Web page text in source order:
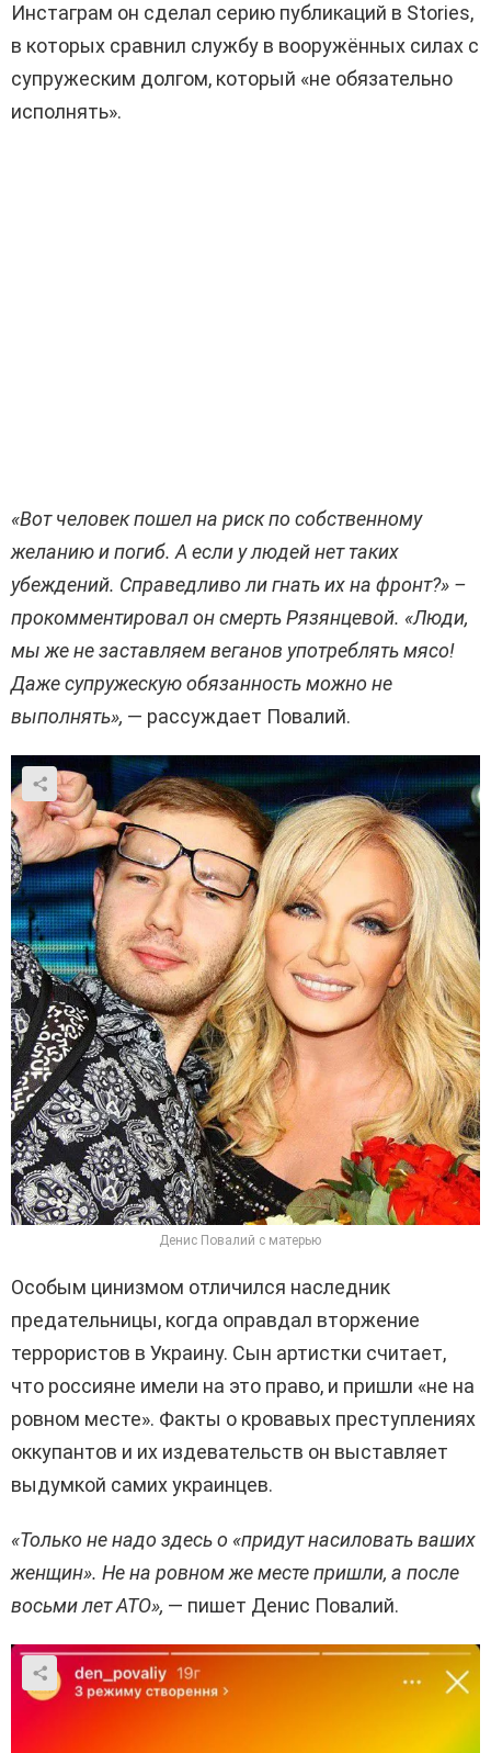
Инстаграм он сделал серию публикаций в Stories,
в которых сравнил службу в вооружённых силах с
супружеским долгом, который «не обязательно
исполнять».
«Вот человек пошел на риск по собственному
желанию и погиб. А если у людей нет таких
убеждений. Справедливо ли гнать их на фронт?» –
прокомментировал он смерть Рязянцевой. «Люди,
мы же не заставляем веганов употреблять мясо!
Даже супружескую обязанность можно не
выполнять», — рассуждает Повалий.
Денис Повалий с матерью
Особым цинизмом отличился наследник
предательницы, когда оправдал вторжение
террористов в Украину. Сын артистки считает,
что россияне имели на это право, и пришли «не на
ровном месте». Факты о кровавых преступлениях
оккупантов и их издевательств он выставляет
выдумкой самих украинцев.
«Только не надо здесь о «придут насиловать ваших
женщин». Не на ровном же месте пришли, а после
восьми лет АТО», — пишет Денис Повалий.